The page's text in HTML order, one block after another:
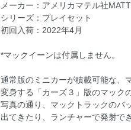
メーカー：アメリカマテル社
シリーズ：プレイセット
初回入荷：2022年4月
*マックイーンは付属しません。
通常版のミニカーが積載可能な、
変身する「カーズ３」版のマック
写真の通り、マックトラックのバ
出てきたり、ランチャーで発射で